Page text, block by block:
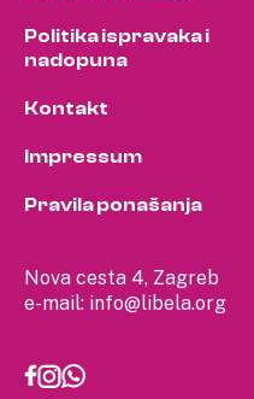
Nova cesta 4, Zagreb
e-mail: info@libela.org
Politika ispravaka i
nadopuna
Kontakt
Impressum
Pravila ponašanja